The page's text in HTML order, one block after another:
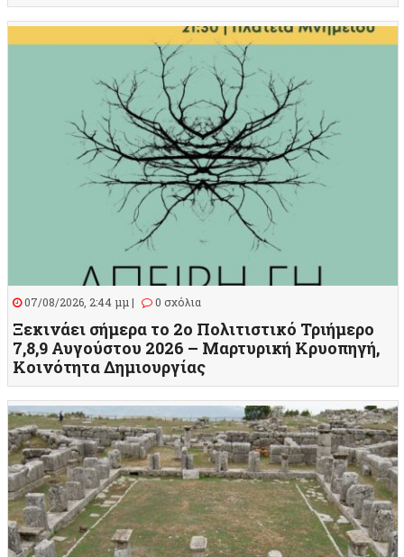
07/08/2026, 2:44 μμ | 0 σχόλια
Ξεκινάει σήμερα το 2ο Πολιτιστικό Τριήμερο
7,8,9 Αυγούστου 2026 – Μαρτυρική Κρυοπηγή,
Κοινότητα Δημιουργίας